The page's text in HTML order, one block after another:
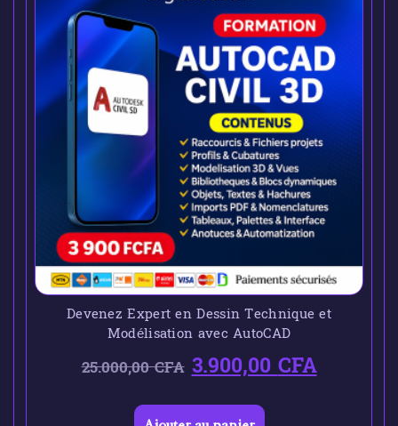
Devenez Expert en Dessin Technique et
Modélisation avec AutoCAD
25.000,00CFA 3.900,00CFA